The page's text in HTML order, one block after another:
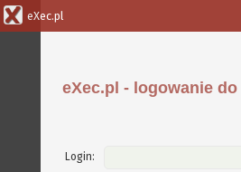
eXec.pl
eXec.pl - logowanie
Login: